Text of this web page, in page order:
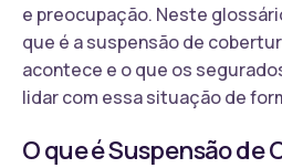
e preocupação. Neste
que é a suspensão de
acontece e o que os
lidar com essa situação de
O que é Suspensão de